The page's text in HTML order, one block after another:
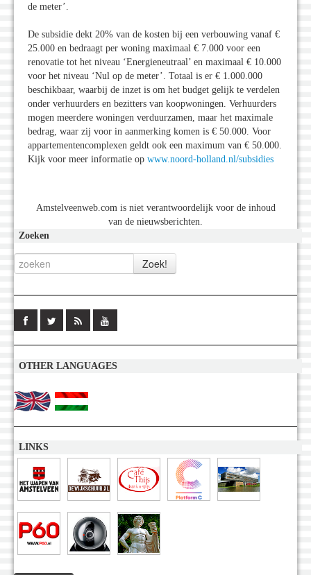
de meter’.
De subsidie dekt 20% van de kosten bij een verbouwing vanaf €
25.000 en bedraagt per woning maximaal € 7.000 voor een
renovatie tot het niveau ‘Energieneutraal’ en maximaal € 10.000
voor het niveau ‘Nul op de meter’. Totaal is er € 1.000.000
beschikbaar, waarbij de inzet is om het budget gelijk te verdelen
onder verhuurders en bezitters van koopwoningen. Verhuurders
mogen meerdere woningen verduurzamen, maar het maximale
bedrag, waar zij voor in aanmerking komen is € 50.000. Voor
appartementencomplexen geldt ook een maximum van € 50.000.
Kijk voor meer informatie op www.noord-holland.nl/subsidies
Amstelveenweb.com is niet verantwoordelijk voor de inhoud
van de nieuwsberichten.
Zoeken
OTHER LANGUAGES
LINKS